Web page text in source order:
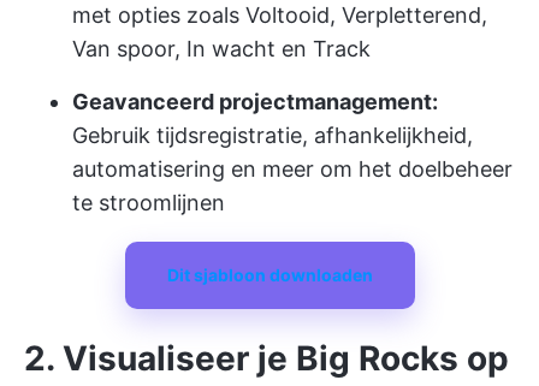
met opties zoals Voltooid, Verpletterend,
Van spoor, In wacht en Track
Geavanceerd projectmanagement:
Gebruik tijdsregistratie, afhankelijkheid,
automatisering en meer om het doelbeheer
te stroomlijnen
Dit sjabloon downloaden
2. Visualiseer je Big Rocks op